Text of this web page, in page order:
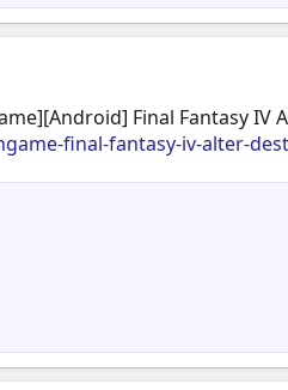
Final Fantasy IV
final-fantasy-iv-alter-